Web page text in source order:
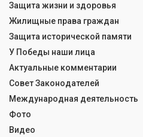
Защита жизни и здоровья
Жилищные права граждан
Защита исторической памяти
У Победы наши лица
Актуальные комментарии
Совет Законодателей
Международная деятельность
Фото
Видео